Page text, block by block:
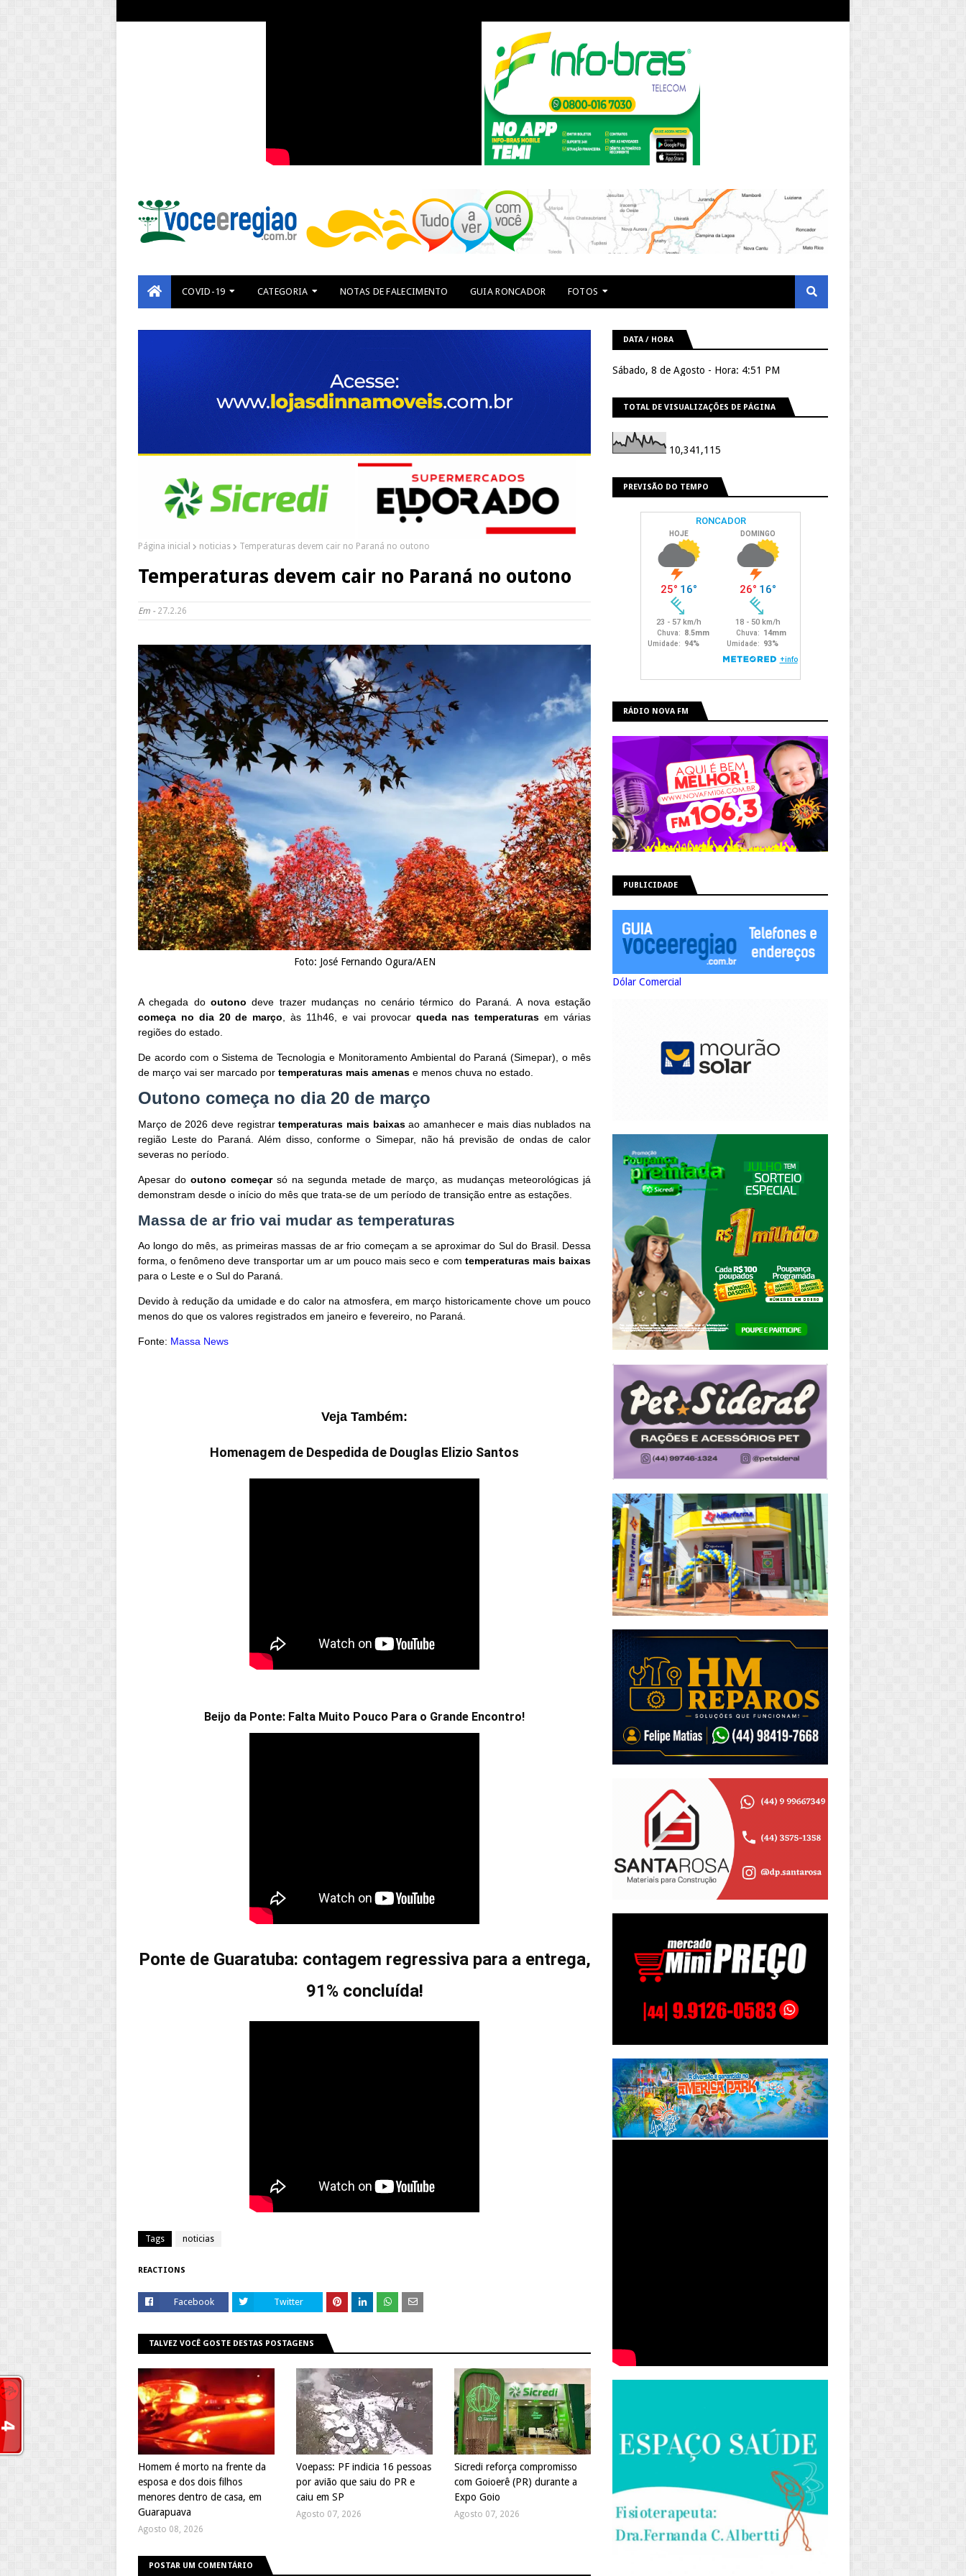
COVID-19 CATEGORIA NOTAS DE FALECIMENTO GUIA RONCADOR FOTOS
Página inicial noticias Temperaturas devem cair no Paraná no outono
Temperaturas devem cair no Paraná no outono
Em - 27.2.26
Foto: José Fernando Ogura/AEN
A chegada dooutono deve trazer mudanças no cenário térmico do Paraná. A nova estação
começa no dia 20 de março, às 11h46, e vai provocar queda nas temperaturas em várias
regiões do estado.
De acordo com o Sistema de Tecnologia e Monitoramento Ambiental do Paraná (Simepar), o mês
de março vai ser marcado por temperaturas mais amenas e menos chuva no estado.
Outono começa no dia 20 de março
Março de 2026 deve registrartemperaturas mais baixasao amanhecer e mais dias nublados na
região Leste do Paraná. Além disso, conforme o Simepar, não há previsão de ondas de calor
severas no período.
Apesar do outono começarsó na segunda metade de março, as mudanças meteorológicas já
demonstram desde o início do mês que trata-se de um período de transição entre as estações.
Massa de ar frio vai mudar as temperaturas
Ao longo do mês, as primeiras massas de ar frio começam a se aproximar do Sul do Brasil. Dessa
forma, o fenômeno deve transportar um ar um pouco mais seco e com temperaturas mais baixas
para o Leste e o Sul do Paraná.
Devido à redução da umidade e do calor na atmosfera, em março historicamente chove um pouco
menos do que os valores registrados em janeiro e fevereiro, no Paraná.
Fonte: Massa News
Veja Também:
Homenagem de Despedida de Douglas Elizio Santos
Beijo da Ponte: Falta Muito Pouco Para o Grande Encontro!
Ponte de Guaratuba: contagem regressiva para a entrega,
91% concluída!
Tags noticias
REACTIONS
Facebook Twitter
TALVEZ VOCÊ GOSTE DESTAS POSTAGENS
Homem é morto na frente da
esposa e dos dois filhos
menores dentro de casa, em
Guarapuava
Agosto 08, 2026
Voepass: PF indicia 16 pessoas
por avião que saiu do PR e
caiu em SP
Agosto 07, 2026
Sicredi reforça compromisso
com Goioerê (PR) durante a
Expo Goio
Agosto 07, 2026
POSTAR UM COMENTÁRIO
DATA / HORA
Sábado, 8 de Agosto - Hora: 4:51 PM
TOTAL DE VISUALIZAÇÕES DE PÁGINA
10,341,115
PREVISÃO DO TEMPO
RÁDIO NOVA FM
PUBLICIDADE
Dólar Comercial